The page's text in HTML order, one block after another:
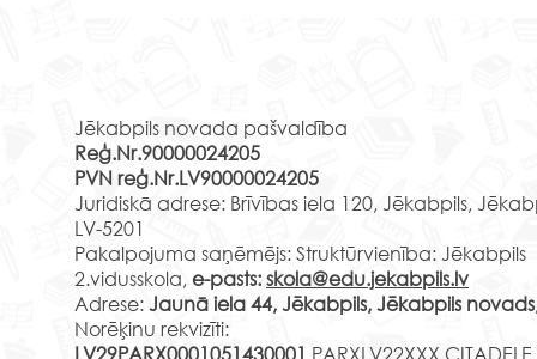
23.septembrī, arī mēs,
četrdesmit seši trešo klašu
skolēni izmantojām iespēju
apmeklēt “Rīgas kino...
45
Jēkabpils novada pašvaldība
Reģ.Nr.90000024205
PVN reģ.Nr.LV90000024205
Juridiskā adrese: Brīvības iela 120, Jēkabpils,
LV-5201
Pakalpojuma saņēmējs: Struktūrvienība: Jēkabpils
2.vidusskola,e-pasts:skola@edu.jekabpils.lv
Adrese:Jaunā iela 44, Jēkabpils, Jēkabpils novads,
Norēķinu rekvizīti: